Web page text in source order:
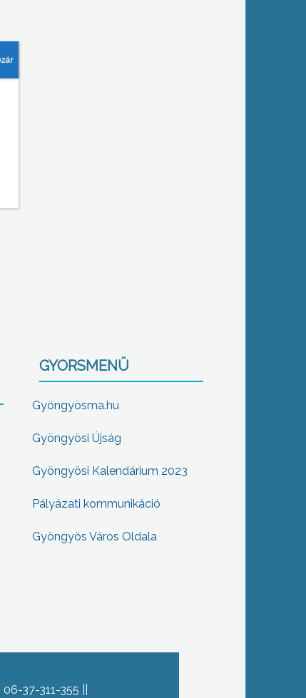
GYORSMENÜ
Gyöngyösma.hu
Gyöngyösi Újság
Gyöngyösi Kalendárium 2023
Pályázati kommunikáció
Gyöngyös Város Oldala
06-37-311-355